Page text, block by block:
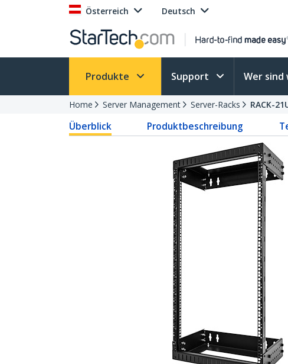
Österreich Deutsch
Produkte Support Wer sind
Home Server Management Server-Racks RACK-
Überblick Produktbeschreibung